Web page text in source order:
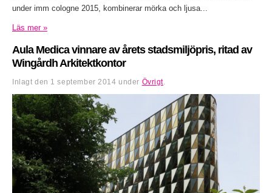
under imm cologne 2015, kombinerar mörka och ljusa...
Läs mer »
Aula Medica vinnare av årets stadsmiljöpris, ritad av
Wingårdh Arkitektkontor
Inlagt den 1 september 2014 under Övrigt